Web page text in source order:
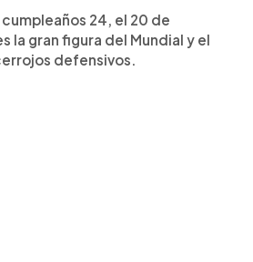
24, el 20 de
la gran figura del Mundial y el
defensivos.